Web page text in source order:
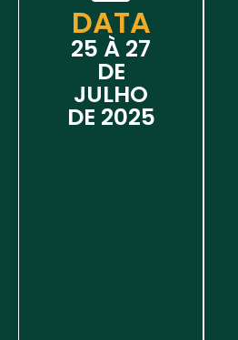
DATA
25 À 27
DE
JULHO
DE 2025